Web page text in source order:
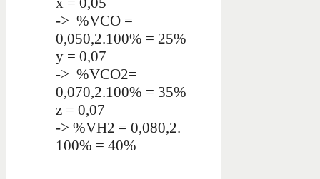
-> %VCO =
0,050,2.100% = 25%
y = 0,07
-> %VCO2=
0,070,2.100% = 35%
z = 0,07
-> %VH2 = 0,080,2.
100% = 40%